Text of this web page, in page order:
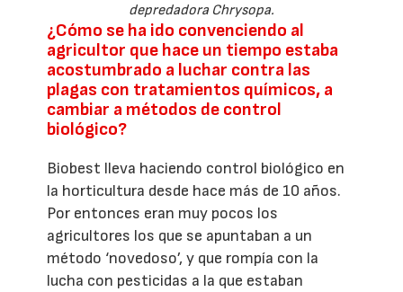
depredadora Chrysopa.
¿Cómo se ha ido convenciendo al
agricultor que hace un tiempo estaba
acostumbrado a luchar contra las
plagas con tratamientos químicos, a
cambiar a métodos de control
biológico?
Biobest lleva haciendo control biológico en
la horticultura desde hace más de 10 años.
Por entonces eran muy pocos los
agricultores los que se apuntaban a un
método ‘novedoso’, y que rompía con la
lucha con pesticidas a la que estaban